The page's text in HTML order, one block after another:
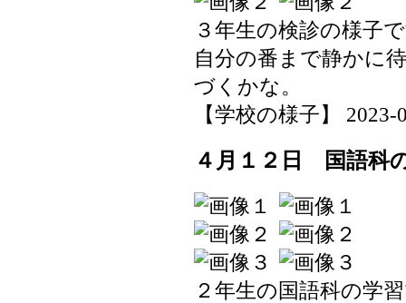
３年生の検診の様子
自分の番まで静かに
づくかな。
【学校の様子】 2023-
４月１２日 国語科
２年生の国語科の学